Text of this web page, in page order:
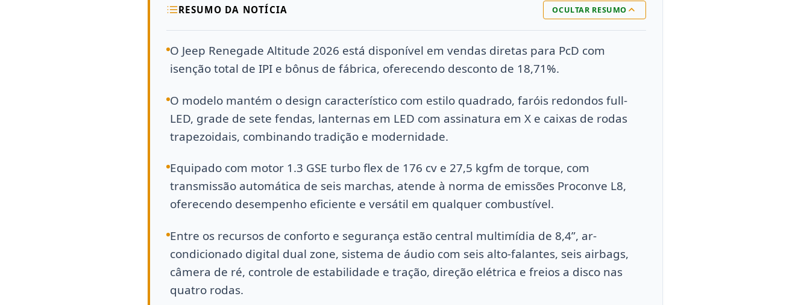
RESUMO DA NOTÍCIA OCULTAR RESUMO
O Jeep Renegade Altitude 2026 está disponível em vendas diretas para PcD com
isenção total de IPI e bônus de fábrica, oferecendo desconto de 18,71%.
O modelo mantém o design característico com estilo quadrado, faróis redondos full-
LED, grade de sete fendas, lanternas em LED com assinatura em X e caixas de rodas
trapezoidais, combinando tradição e modernidade.
Equipado com motor 1.3 GSE turbo flex de 176 cv e 27,5 kgfm de torque, com
transmissão automática de seis marchas, atende à norma de emissões Proconve L8,
oferecendo desempenho eficiente e versátil em qualquer combustível.
Entre os recursos de conforto e segurança estão central multimídia de 8,4”, ar-
condicionado digital dual zone, sistema de áudio com seis alto-falantes, seis airbags,
câmera de ré, controle de estabilidade e tração, direção elétrica e freios a disco nas
quatro rodas.